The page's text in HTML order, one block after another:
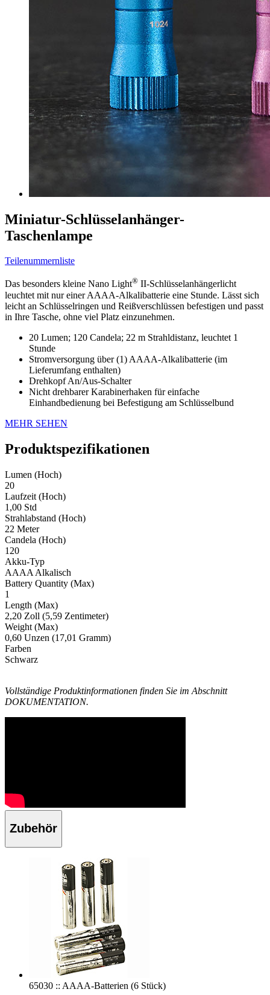
Miniatur-Schlüsselanhänger-
Taschenlampe
Teilenummernliste
Das besonders kleine Nano Light® II-Schlüsselanhängerlicht
leuchtet mit nur einer AAAA-Alkalibatterie eine Stunde. Lässt sich
leicht an Schlüsselringen und Reißverschlüssen befestigen und passt
in Ihre Tasche, ohne viel Platz einzunehmen.
20 Lumen; 120 Candela; 22 m Strahldistanz, leuchtet 1
Stunde
Stromversorgung über (1) AAAA-Alkalibatterie (im
Lieferumfang enthalten)
Drehkopf An/Aus-Schalter
Nicht drehbarer Karabinerhaken für einfache
Einhandbedienung bei Befestigung am Schlüsselbund
MEHR SEHEN
Produktspezifikationen
Lumen (Hoch)
20
Laufzeit (Hoch)
1,00 Std
Strahlabstand (Hoch)
22 Meter
Candela (Hoch)
120
Akku-Typ
AAAA Alkalisch
Battery Quantity (Max)
1
Length (Max)
2,20 Zoll (5,59 Zentimeter)
Weight (Max)
0,60 Unzen (17,01 Gramm)
Farben
Schwarz
Vollständige Produktinformationen finden Sie im Abschnitt
DOKUMENTATION.
Zubehör
65030 :: AAAA-Batterien (6 Stück)